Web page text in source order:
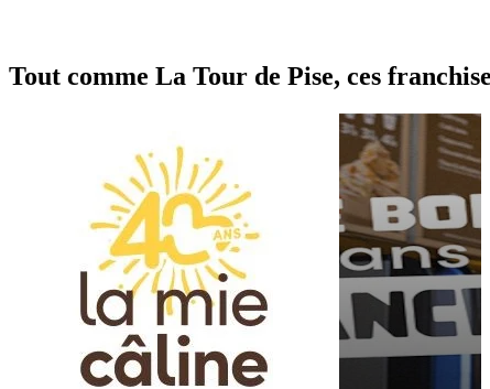
Tout comme La Tour de Pise, ces